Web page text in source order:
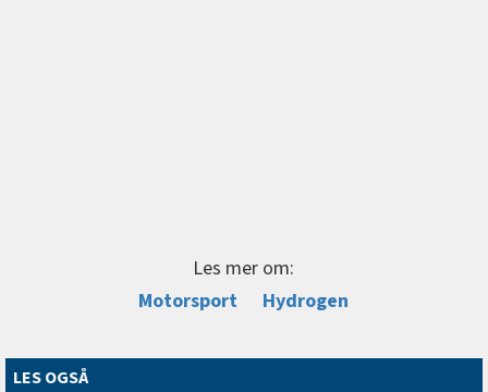
Les mer om:
Motorsport
Hydrogen
LES OGSÅ